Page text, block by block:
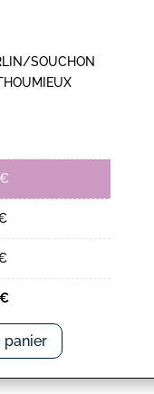
SOUCHON
€
€
panier